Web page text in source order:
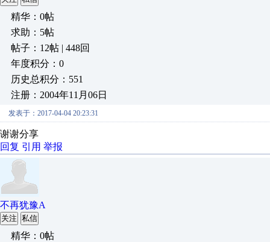
精华：0帖
求助：5帖
帖子：12帖 | 448回
年度积分：0
历史总积分：551
注册：2004年11月06日
发表于：2017-04-04 20:23:31
谢谢分享
回复 引用 举报
不再犹豫A
关注 私信
精华：0帖